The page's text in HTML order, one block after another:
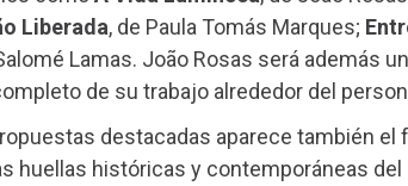
Liberada, de Paula Tomás Marques;
Lamas. João Rosas será además
de su trabajo alrededor del
destacadas aparece también
huellas históricas y contemporáneas